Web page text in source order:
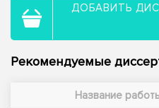
ДОБАВИТЬ
Рекомендуемые
Название